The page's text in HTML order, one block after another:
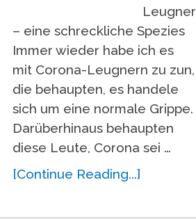
Leugner
– eine schreckliche Spezies
Immer wieder habe ich es
mit Corona-Leugnern zu zun,
die behaupten, es handele
sich um eine normale Grippe.
Darüberhinaus behaupten
diese Leute, Corona sei …
[Continue Reading...]